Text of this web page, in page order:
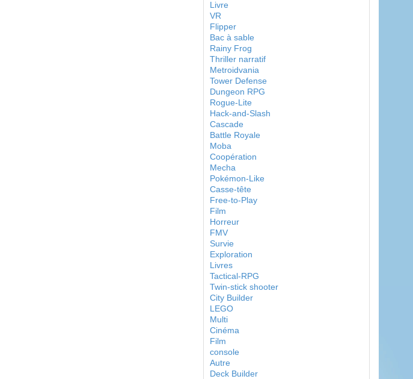
Livre
VR
Flipper
Bac à sable
Rainy Frog
Thriller narratif
Metroidvania
Tower Defense
Dungeon RPG
Rogue-Lite
Hack-and-Slash
Cascade
Battle Royale
Moba
Coopération
Mecha
Pokémon-Like
Casse-tête
Free-to-Play
Film
Horreur
FMV
Survie
Exploration
Livres
Tactical-RPG
Twin-stick shooter
City Builder
LEGO
Multi
Cinéma
Film
console
Autre
Deck Builder